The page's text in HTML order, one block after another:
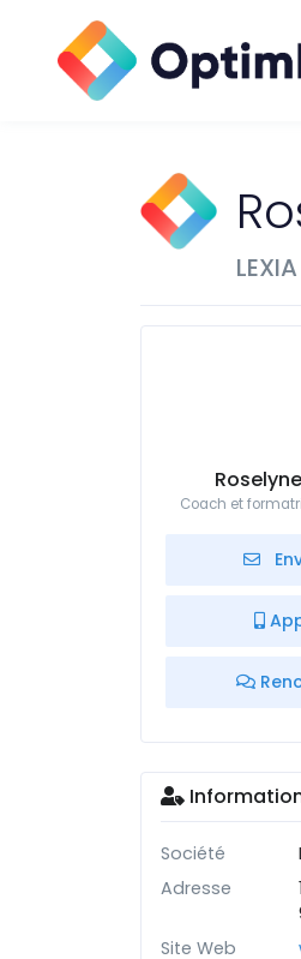
Coach et
Société
Adresse
Site Web